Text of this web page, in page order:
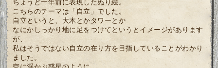
ちょうど一年前に表現したぬり絵。
こちらのテーマは「自立」でした。
自立というと、大木とかタワーとか
なにかしっかり地に足をつけてというとイメージがあります
が、
私はそうではない自立の在り方を目指していることがわかり
ました。
空に浮かぶ惑星のように、